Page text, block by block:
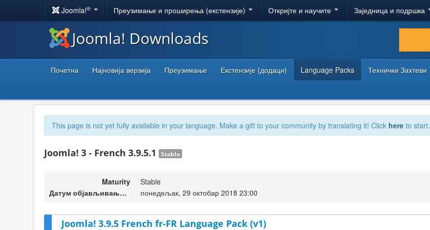
Joomla!® Преузимање и проширења (екстензије) Откријте и научите Заједница и подршка
Joomla! Downloads
Почетна Најновија верзија Преузимање Екстензије (додаци) Language Packs Технички Захтеви
This page is not yet fully available in your language. Make a gift to your community by translating it! Click here to start.
Joomla! 3 - French 3.9.5.1 Stable
Maturity
Stable
Датум објављивања верзије
понедељак, 29 октобар 2018 23:00
Joomla! 3.9.5 French fr-FR Language Pack (v1)